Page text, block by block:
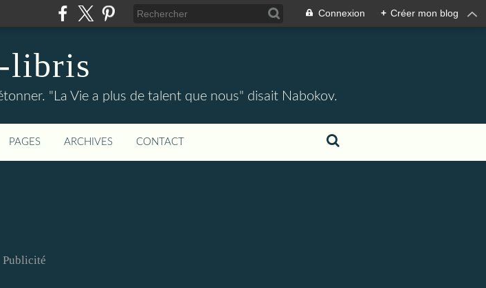
Connexion + Créer mon blog
libris
"La Vie a plus de talent que nous" disait Nabokov.
PAGES ARCHIVES CONTACT
Publicité